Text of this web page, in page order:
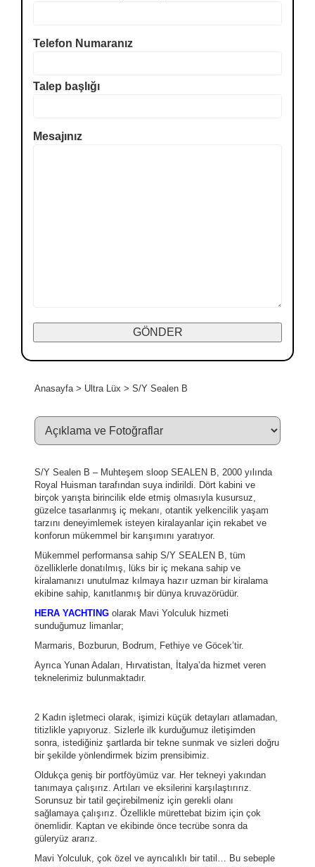
Telefon Numaranız
Talep başlığı
Mesajınız
Anasayfa> Ultra Lüx>S/Y Sealen B
S/Y Sealen B – Muhteşem sloop SEALEN B, 2000 yılında
Royal Huisman tarafından suya indirildi. Dört kabini ve
birçok yarışta birincilik elde etmiş olmasıyla kusursuz,
güzelce tasarlanmış iç mekanı, otantik yelkencilik yaşam
tarzını deneyimlemek isteyen kiralayanlar için rekabet ve
konforun mükemmel bir karışımını yaratıyor.
Mükemmel performansa sahip S/Y SEALEN B, tüm
özelliklerle donatılmış, lüks bir iç mekana sahip ve
kiralamanızı unutulmaz kılmaya hazır uzman bir kiralama
ekibine sahip, kanıtlanmış bir dünya kruvazörüdür.
HERA YACHTING olarak Mavi Yolculuk hizmeti
sunduğumuz limanlar;
Marmaris, Bozburun, Bodrum, Fethiye ve Göcek’tir.
Ayrıca Yunan Adaları, Hırvatistan, İtalya’da hizmet veren
teknelerimiz bulunmaktadır.
2 Kadın işletmeci olarak, işimizi küçük detayları atlamadan,
titizlikle yapıyoruz. Sizlerle ilk kurduğumuz iletişimden
sonra, istediğiniz şartlarda bir tekne sunmak ve sizleri doğru
bir şekilde yönlendirmek bizim prensibimiz.
Oldukça geniş bir portföyümüz var. Her tekneyi yakından
tanımaya çalışırız. Artıları ve eksilerini karşılaştırırız.
Sorunsuz bir tatil geçirebilmeniz için gerekli olanı
sağlamaya çalışırız. Özellikle mürettebat bizim için çok
önemlidir. Kaptan ve ekibinde önce tecrübe sonra da
güleryüz ararız.
Mavi Yolculuk, çok özel ve ayrıcalıklı bir tatil… Bu sebeple